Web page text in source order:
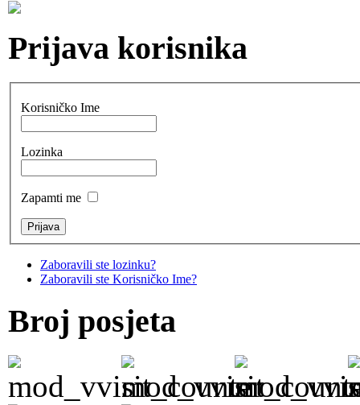
Prijava korisnika
Korisničko Ime
Lozinka
Zapamti me
Zaboravili ste lozinku?
Zaboravili ste Korisničko Ime?
Broj posjeta